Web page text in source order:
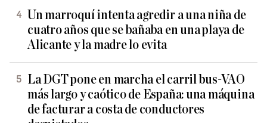
Un marroquí intenta agredir a una niña de
cuatro años que se bañaba en una playa de
Alicante y la madre lo evita
La DGT pone en marcha el carril bus-VAO
más largo y caótico de España: una máquina
de facturar a costa de conductores